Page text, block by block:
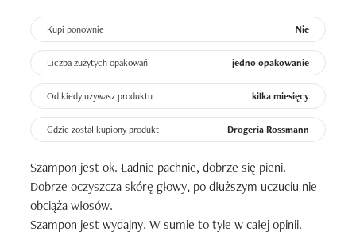
Kupi ponownie Nie
Liczba zużytych opakowań jedno opakowanie
Od kiedy używasz produktu kilka miesięcy
Gdzie został kupiony produkt Drogeria Rossmann
Szampon jest ok. Ładnie pachnie, dobrze się pieni.
Dobrze oczyszcza skórę głowy, po dłuższym uczuciu nie
obciąża włosów.
Szampon jest wydajny. W sumie to tyle w całej opinii.